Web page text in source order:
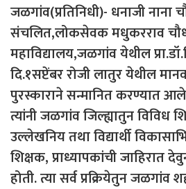
जळगांव(प्रतिनिधी)- धनाजी नाना
संचलित,लोकसेवक मधुकरराव
महाविद्यालय,जळगांव येथील
दि.१सप्टेंबर रोजी लातुर येथील
पुरस्काराने सन्मानित करण्यात
त्यांनी जळगांव जिल्ह्यातुन विविध
उल्लेखनिय तथा विद्यार्थी
शिक्षक, प्राध्यापकांची जाहिरात
होती. त्या सर्व प्रक्रियेतुन जळगांव